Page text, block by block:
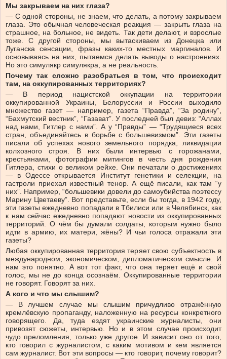
Мы закрываем на них глаза?
— С одной стороны, не знаем, что делать, а потому закрываем
глаза. Это обычная человеческая реакция — закрыть глаза на
страшное, на больное, не видеть. Так дети делают, и взрослые
тоже. С другой стороны, мы вытаскиваем из Донецка или
Луганска сенсации, фразы каких-то местных маргиналов. И
основываясь на них, пытаемся делать выводы о настроениях.
Но это симулякр симулякра, а не реальность.
Почему так сложно разобраться в том, что происходит
там, на оккупированных территориях?
— В период нацистской оккупации на территории
оккупированной Украины, Белоруссии и России выходило
множество газет — например, газета “Правда”, “За родину”,
“Бахмутский вестник”, “Газават”. У последней был девиз: “Аллах
над нами, Гитлер с нами”. А у “Правды” — “Трудящиеся всех
стран, объединяйтесь в борьбе с большевизмом”. Эти газеты
писали об успехах нового земельного порядка, ликвидации
колхозного строя. В них были интервью с горожанами,
крестьянами, фотографии митингов в честь дня рождения
Гитлера, стихи о великом рейхе. Они печатали о достижениях
— в Одессе открывается Институт генетики и селекции, на
гастроли приехал известный тенор. А ещё писали, как там “у
них”. Например, “большевики довели до самоубийства поэтессу
Марину Цветаеву”. Вот представьте, если бы тогда, в 1942 году,
эти газеты ежедневно попадали в Тбилиси или в Челябинск, как
к нам сейчас ежедневно попадают новости из оккупированных
территорий. О чём бы думали солдаты, которым нужно было
идти в армию, их матери, жёны? И чьи голоса отражали эти
газеты?
Любая оккупированная территория теряет свою субъектность в
международном, экономическом, дипломатическом смысле. И
нам это понятно. А вот тот факт, что она теряет ещё и свой
голос, мы не до конца осознаём. Оккупированные территории
не говорят. Говорят за них.
А кого и что мы слышим?
— В лучшем случае мы слышим причудливо отражённую
кремлёвскую пропаганду, наложенную на ресурсы конкретного
говорящего. Да, туда ездят украинские журналисты, они
привозят сюжеты, интервью. Но и в этом случае происходит
чудо преломления, только уже другое. И зависит оно от того,
кто говорил с журналистом, с каким мотивом и кем является
сам журналист. Вот эти вопросы — кто говорит, почему говорит?